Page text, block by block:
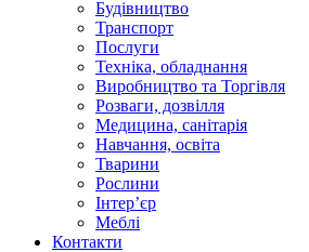
Будівництво
Транспорт
Послуги
Техніка, обладнання
Виробництво та Торгівля
Розваги, дозвілля
Медицина, санітарія
Навчання, освіта
Тварини
Рослини
Інтер’єр
Меблі
Контакти